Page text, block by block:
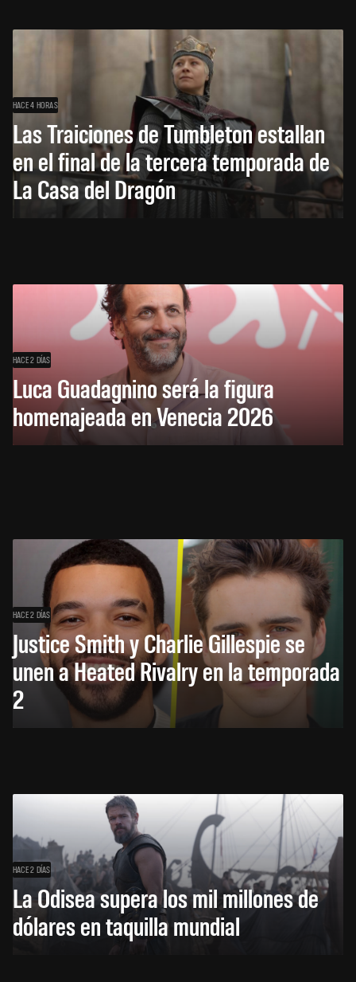
HACE 4 HORAS
Las Traiciones de Tumbleton estallan
en el final de la tercera temporada de
La Casa del Dragón
HACE 2 DÍAS
Luca Guadagnino será la figura
homenajeada en Venecia 2026
HACE 2 DÍAS
Justice Smith y Charlie Gillespie se
unen a Heated Rivalry en la temporada
2
HACE 2 DÍAS
La Odisea supera los mil millones de
dólares en taquilla mundial